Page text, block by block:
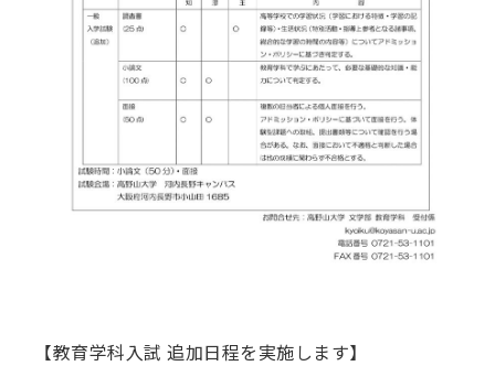
ご支援をお考えの方へ Language
【教育学科入試 追加日程を実施します】